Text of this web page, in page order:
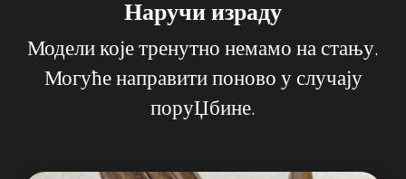
Наручи израду
Модели које тренутно немамо на стању.
Могуће направити поново у случају
поруЏбине.